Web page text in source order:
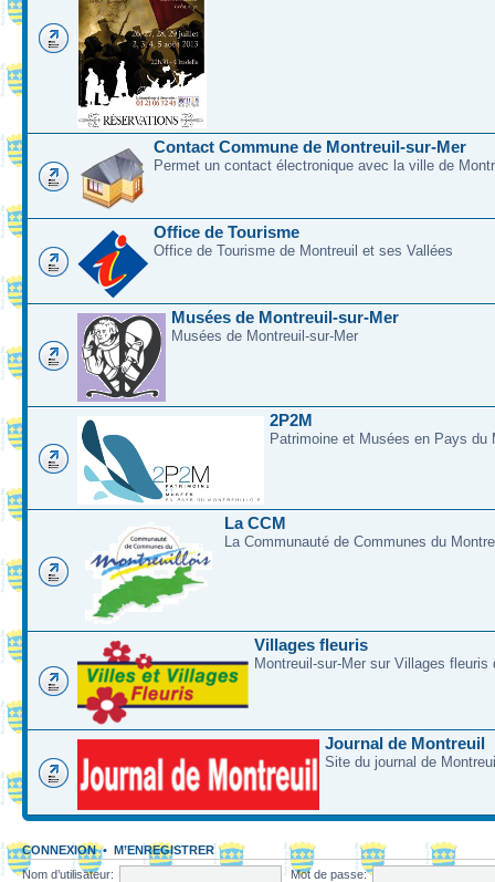
Contact Commune de Montreuil-sur-Mer
Permet un contact électronique avec la ville de
Office de Tourisme
Office de Tourisme de Montreuil et ses Vallées
Musées de Montreuil-sur-Mer
Musées de Montreuil-sur-Mer
2P2M
Patrimoine et Musées en Pays du
La CCM
La Communauté de Communes du
Villages fleuris
Montreuil-sur-Mer sur Villages fleuris
Journal de Montreuil
Site du journal de
CONNEXION• M’ENREGISTRER
Nom d’utilisateur:
Mot de passe: